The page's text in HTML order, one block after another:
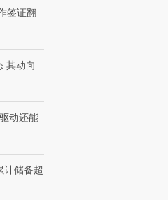
签证翻
其动向
动还能
计储备超